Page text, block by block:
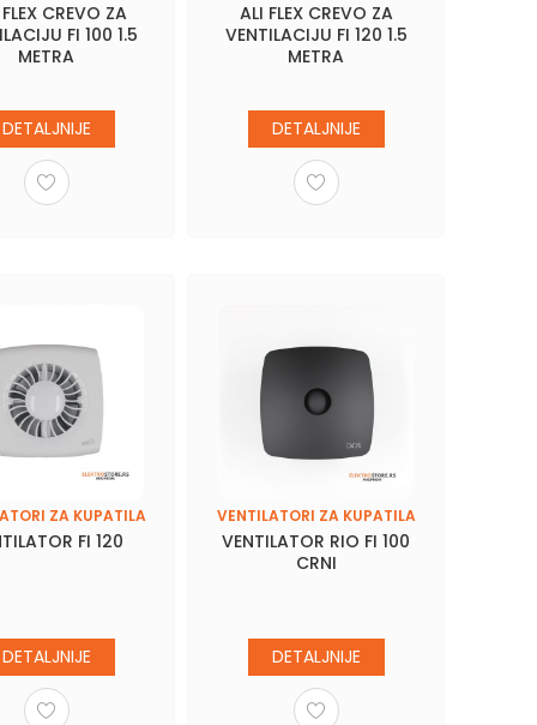
CREVO ZA
FI 100 1.5
METRA
DETALJNIJE
ALI FLEX CREVO ZA
VENTILACIJU FI 120 1.5
METRA
DETALJNIJE
ZA KUPATILA
FI 120
DETALJNIJE
VENTILATORI ZA KUPATILA
VENTILATOR RIO FI 100
CRNI
DETALJNIJE